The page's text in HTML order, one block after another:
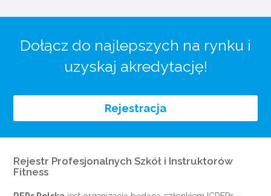
Dołącz do najlepszych na rynku i
uzyskaj akredytację!
Rejestracja
Rejestr Profesjonalnych Szkół i Instruktorów
Fitness